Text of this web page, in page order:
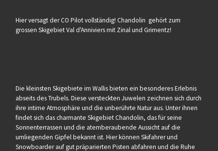
Hier versagt der CO Pilot vollständig! Chandolin gehört zum
grossen Skigebiet Val d'Anniviers mit Zinal und Grimentz!
Die kleinsten Skigebiete im Wallis bieten ein besonderes Erlebnis
abseits des Trubels. Diese versteckten Juwelen zeichnen sich durch
ihre intime Atmosphäre und die unberührte Natur aus. Unter ihnen
findet sich das charmante Skigebiet Chandolin, das für seine
Sonnenterrassen und die atemberaubende Aussicht auf die
umliegenden Gipfel bekannt ist. Hier können Skifahrer und
Snowboarder auf gut präparierten Pisten abfahren und die Ruhe